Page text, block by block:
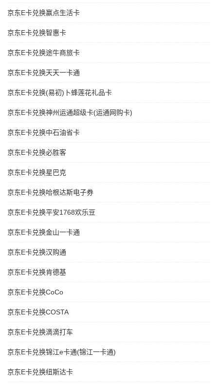
京东E卡兑换赢点生活卡
京东E卡兑换智惠卡
京东E卡兑换途牛商旅卡
京东E卡兑换天天一卡通
京东E卡兑换(易初)卜蜂莲花礼品卡
京东E卡兑换神州运通超级卡(运通网购卡)
京东E卡兑换中石油省卡
京东E卡兑换必胜客
京东E卡兑换星巴克
京东E卡兑换哈根达斯电子券
京东E卡兑换平安1768欢乐豆
京东E卡兑换金山一卡通
京东E卡兑换汉购通
京东E卡兑换肯德基
京东E卡兑换CoCo
京东E卡兑换COSTA
京东E卡兑换滴滴打车
京东E卡兑换锦江e卡通(锦江一卡通)
京东E卡兑换纽斯达卡